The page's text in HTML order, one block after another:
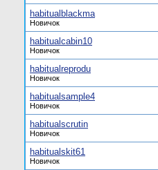
habitualblackma
Новичок
habitualcabin10
Новичок
habitualreprodu
Новичок
habitualsample4
Новичок
habitualscrutin
Новичок
habitualskit61
Новичок